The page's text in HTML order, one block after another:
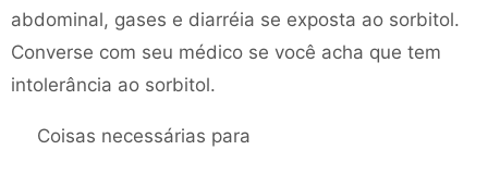
abdominal, gases e diarréia se exposta ao sorbitol.
Converse com seu médico se você acha que tem
intolerância ao sorbitol.
Coisas necessárias para